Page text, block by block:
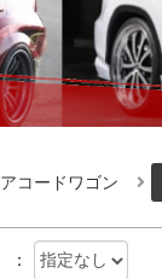
アコードワゴン
：